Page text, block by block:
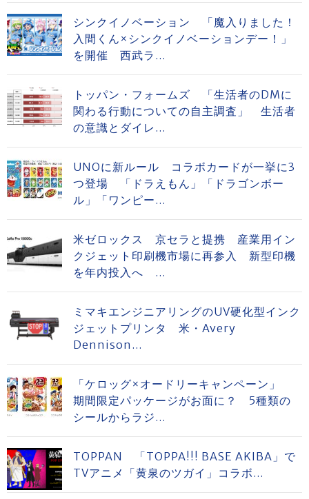
シンクイノベーション 「魔入りました！
入間くん×シンクイノベーションデー！」
を開催 西武ラ...
トッパン・フォームズ 「生活者のDMに
関わる行動についての自主調査」 生活者
の意識とダイレ...
UNOに新ルール コラボカードが一挙に3
つ登場 「ドラえもん」「ドラゴンボー
ル」「ワンピー...
米ゼロックス 京セラと提携 産業用イン
クジェット印刷機市場に再参入 新型印機
を年内投入へ ...
ミマキエンジニアリングのUV硬化型インク
ジェットプリンタ 米・Avery
Dennison...
「ケロッグ×オードリーキャンペーン」
期間限定パッケージがお面に？ 5種類の
シールからラジ...
TOPPAN 「TOPPA!!! BASE AKIBA」で
TVアニメ「黄泉のツガイ」コラボ...